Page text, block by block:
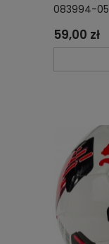
083994-05
59,00 zł